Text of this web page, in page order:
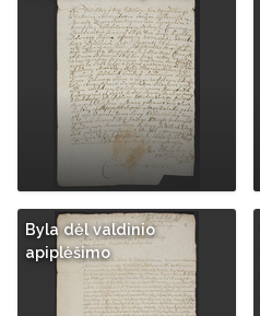
Byla dėl valdinio
apiplėšimo